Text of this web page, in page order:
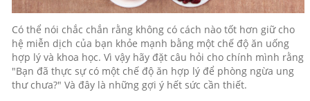
Có thể nói chắc chắn rằng không có cách nào tốt hơn giữ cho
hệ miễn dịch của bạn khỏe mạnh bằng một chế độ ăn uống
hợp lý và khoa học. Vì vậy hãy đặt câu hỏi cho chính mình rằng
"Bạn đã thực sự có một chế độ ăn hợp lý để phòng ngừa ung
thư chưa?" Và đây là những gợi ý hết sức cần thiết.